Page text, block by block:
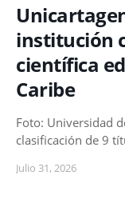
institución
científica
Caribe
Foto: Universidad
clasificación de 9
Julio 31, 2026